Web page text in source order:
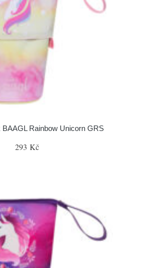
Rainbow Unicorn GRS
293 Kč